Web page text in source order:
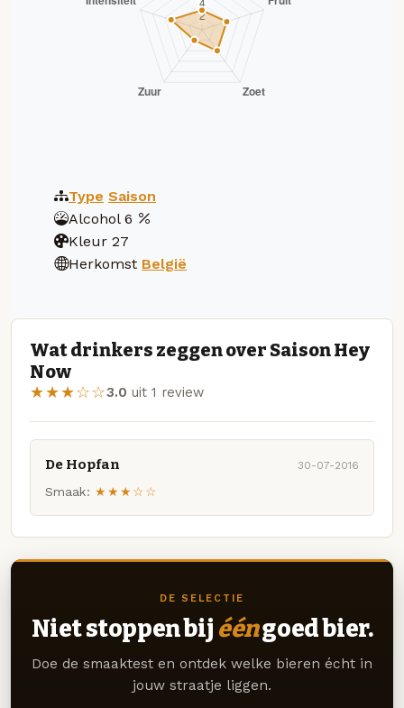
Type Saison
Alcohol 6
Kleur 27
Herkomst België
Wat drinkers zeggen over Saison Hey
Now
★★★☆☆3.0 uit 1 review
De Hopfan 30-07-2016
Smaak: ★★★☆☆
DE SELECTIE
Niet stoppen bij ééngoed bier.
Doe de smaaktest en ontdek welke bieren écht in
jouw straatje liggen.